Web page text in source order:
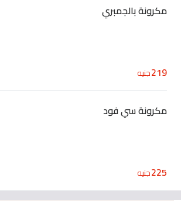
مكرونة بالجمبري
219جنيه
مكرونة سي فود
225جنيه